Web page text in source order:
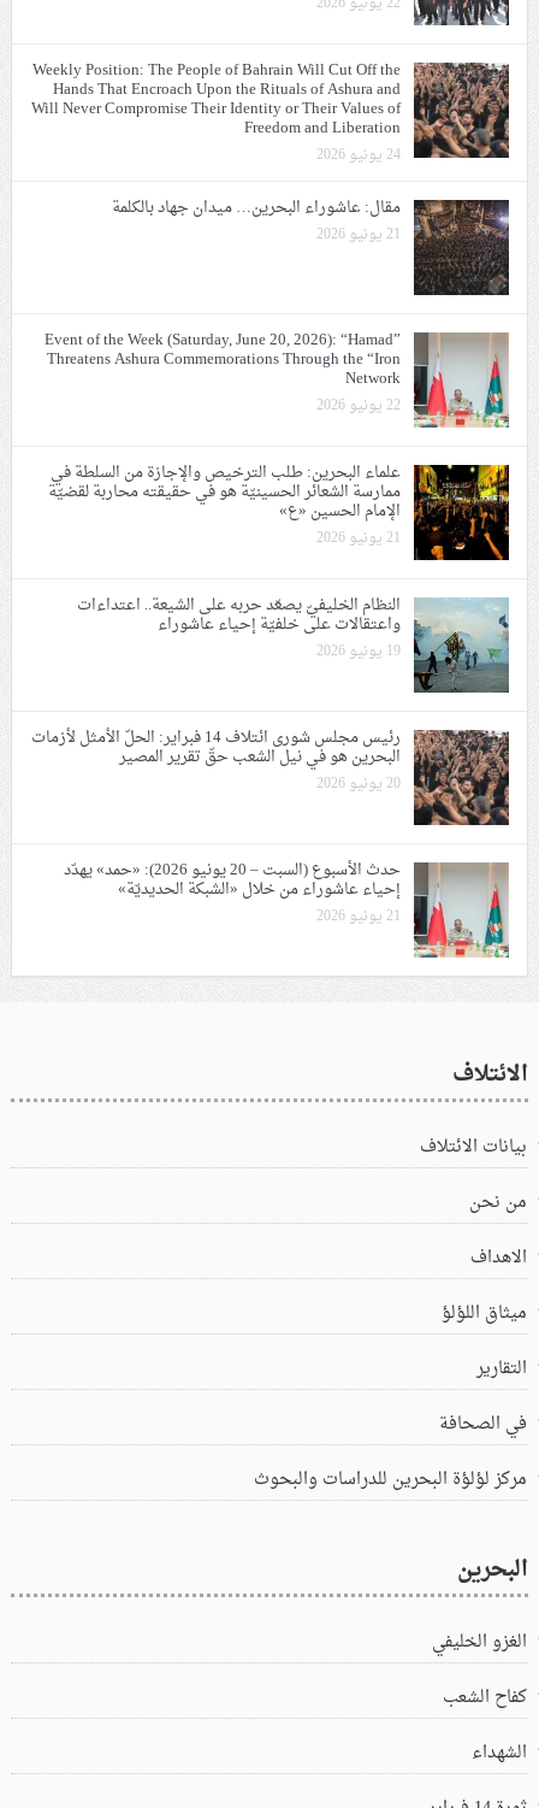
Weekly Position: The People of Bahrain Will Cut Off the
Hands That Encroach Upon the Rituals of Ashura and
Will Never Compromise Their Identity or Their Values of
Freedom and Liberation
24 يونيو 2026
مقال: عاشوراء البحرين… ميدان جهاد بالكلمة
21 يونيو 2026
Event of the Week (Saturday, June 20, 2026): “Hamad”
Threatens Ashura Commemorations Through the “Iron
Network
22 يونيو 2026
علماء البحرين: طلب الترخيص والإجازة من السلطة في
ممارسة الشعائر الحسينيّة هو في حقيقته محاربة لقضيّة
الإمام الحسين «ع»
21 يونيو 2026
النظام الخليفيّ يصعّد حربه على الشيعة.. اعتداءات
واعتقالات على خلفيّة إحياء عاشوراء
19 يونيو 2026
رئيس مجلس شورى ائتلاف 14 فبراير: الحلّ الأمثل لأزمات
البحرين هو في نيل الشعب حقّ تقرير المصير
20 يونيو 2026
حدث الأسبوع (السبت – 20 يونيو 2026): «حمد» يهدّد
إحياء عاشوراء من خلال «الشبكة الحديديّة»
21 يونيو 2026
الائتلاف
بيانات الائتلاف
من نحن
الاهداف
ميثاق اللؤلؤ
التقارير
في الصحافة
مركز لؤلؤة البحرين للدراسات والبحوث
البحرين
الغزو الخليفي
كفاح الشعب
الشهداء